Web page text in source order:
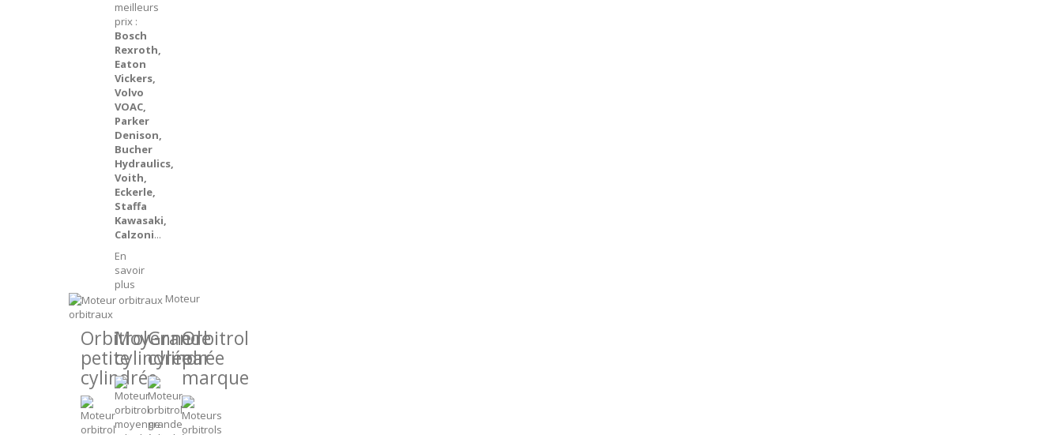
meilleurs
prix :
Bosch
Rexroth,
Eaton
Vickers,
Volvo
VOAC,
Parker
Denison,
Bucher
Hydraulics,
Voith,
Eckerle,
Staffa
Kawasaki,
Calzoni...
En
savoir
plus
Moteur
orbitraux
Orbitrol
petite
cylindrée
Moyenne
cylindrée
Grande
cylindrée
Orbitrol
par
marque